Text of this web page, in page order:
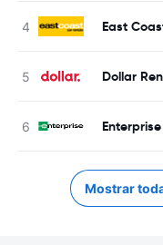
East
Dollar
Enterprise
Mostrar